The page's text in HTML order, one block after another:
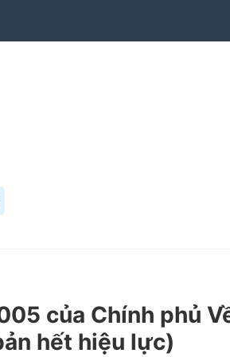
của Chính phủ
hết hiệu lực)